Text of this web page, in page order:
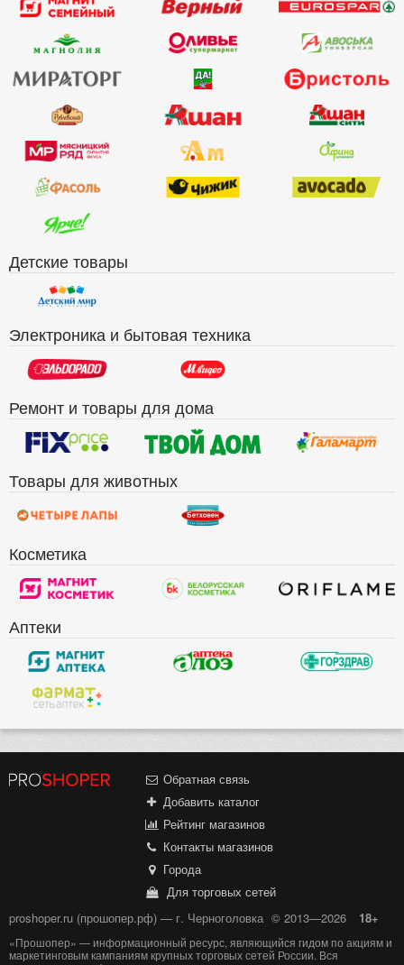
Детские товары
Электроника и бытовая техника
Ремонт и товары для дома
Товары для животных
Косметика
Аптеки
Обратная связь
Добавить каталог
Рейтинг магазинов
Контакты магазинов
Города
Для торговых сетей
proshoper.ru (прошопер.рф) — г. Черноголовка © 2013—2026 18+
«Прошопер» — информационный ресурс, являющийся гидом по акциям и
маркетинговым кампаниям крупных торговых сетей России. Вся